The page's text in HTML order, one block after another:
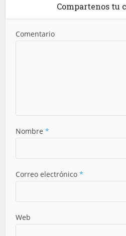
Compartenos tu
Comentario
Nombre*
Correo electrónico*
Web